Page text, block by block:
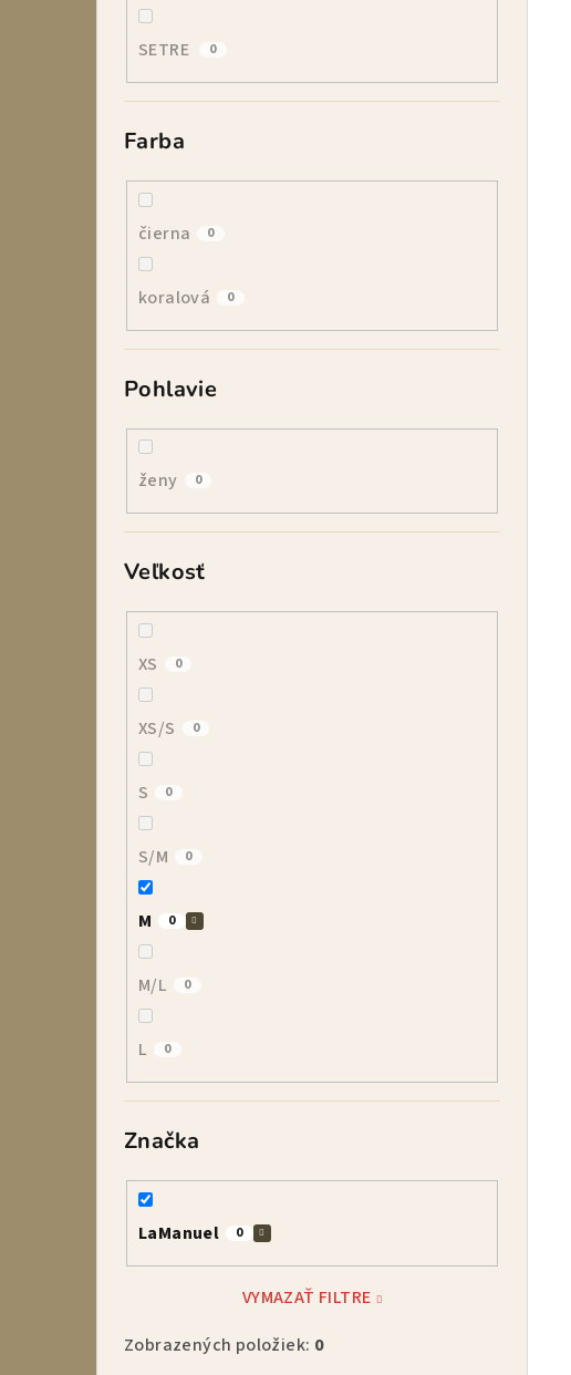
SETRE 0
Farba
čierna 0
koralová 0
Pohlavie
ženy 0
Veľkosť
XS 0
XS/S 0
S 0
S/M 0
M 0
M/L 0
L 0
Značka
LaManuel 0
VYMAZAŤ FILTRE
Zobrazených položiek: 0